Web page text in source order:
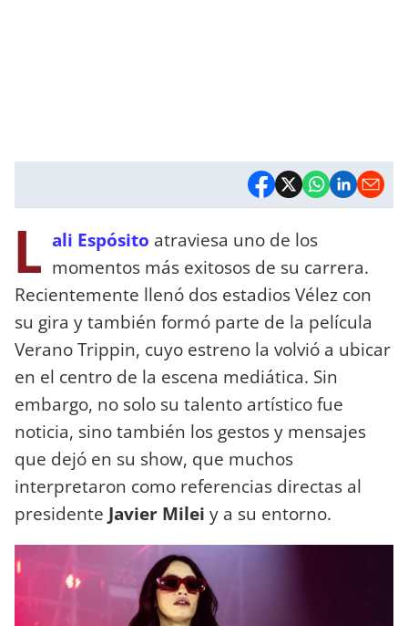
L ali Espósito atraviesa uno de los
momentos más exitosos de su carrera.
Recientemente llenó dos estadios Vélez con
su gira y también formó parte de la película
Verano Trippin, cuyo estreno la volvió a ubicar
en el centro de la escena mediática. Sin
embargo, no solo su talento artístico fue
noticia, sino también los gestos y mensajes
que dejó en su show, que muchos
interpretaron como referencias directas al
presidente Javier Milei y a su entorno.